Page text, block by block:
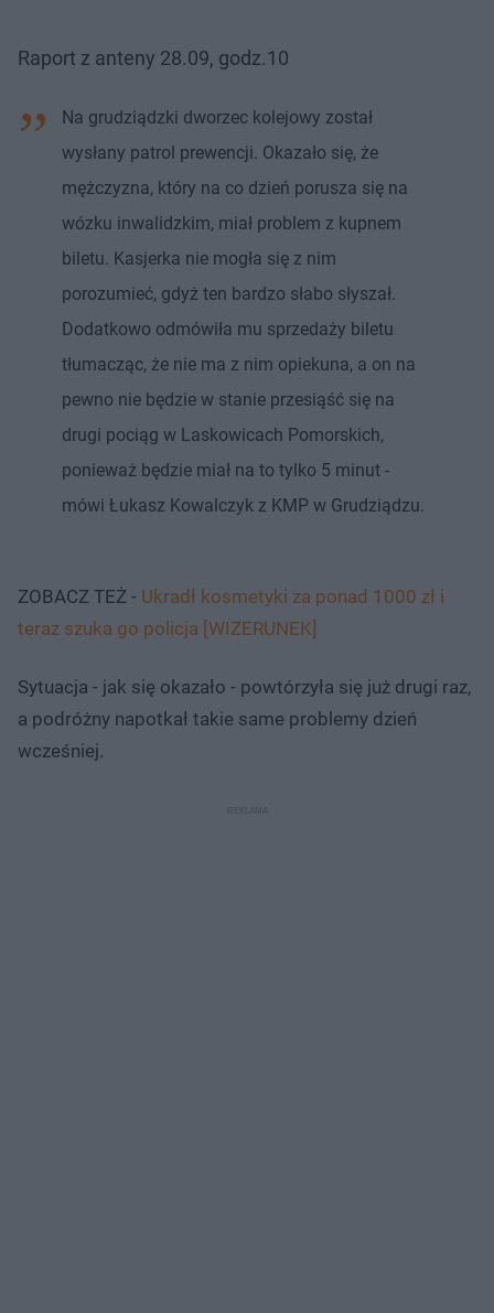
Raport z anteny 28.09, godz.10
Na grudziądzki dworzec kolejowy został
wysłany patrol prewencji. Okazało się, że
mężczyzna, który na co dzień porusza się na
wózku inwalidzkim, miał problem z kupnem
biletu. Kasjerka nie mogła się z nim
porozumieć, gdyż ten bardzo słabo słyszał.
Dodatkowo odmówiła mu sprzedaży biletu
tłumacząc, że nie ma z nim opiekuna, a on na
pewno nie będzie w stanie przesiąść się na
drugi pociąg w Laskowicach Pomorskich,
ponieważ będzie miał na to tylko 5 minut -
mówi Łukasz Kowalczyk z KMP w Grudziądzu.
ZOBACZ TEŻ - Ukradł kosmetyki za ponad 1000 zł i
teraz szuka go policja [WIZERUNEK]
Sytuacja - jak się okazało - powtórzyła się już drugi raz,
a podróżny napotkał takie same problemy dzień
wcześniej.